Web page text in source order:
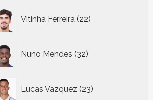
Vitinha Ferreira 22
producten
Nuno Mendes 32
producten
Lucas Vazquez 23
producten